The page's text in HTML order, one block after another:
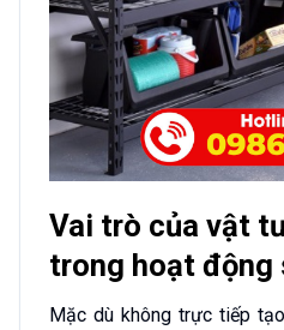
Vai trò của vật
trong hoạt động
Mặc dù không trực tiếp